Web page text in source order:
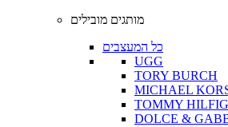
מותגים מובילים
כל המעצבים
UGG
TORY BURCH
MICHAEL
TOMMY
DOLCE &